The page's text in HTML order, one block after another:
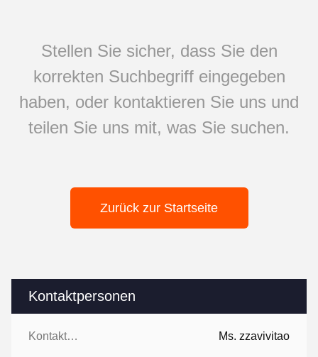
Kontaktpersonen
Kontaktpersonen: Ms. zzavivitao
Stellen Sie sicher, dass Sie den
korrekten Suchbegriff eingegeben
haben, oder kontaktieren Sie uns und
teilen Sie uns mit, was Sie suchen.
Zurück zur Startseite